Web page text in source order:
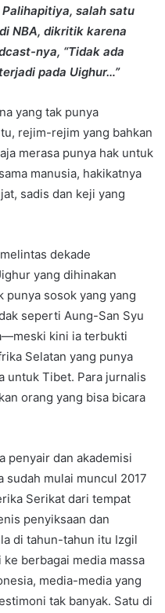
salah satu
NBA, dikritik karena
nya, “Tidak ada
pada Uighur…”
yang tak punya
rejim-rejim yang bahkan
merasa punya hak untuk
manusia, hakikatnya
sadis dan keji yang
dekade
yang dihinakan
punya sosok yang yang
seperti Aung-San Syu
kini ia terbukti
Selatan yang punya
untuk Tibet. Para jurnalis
orang yang bisa bicara
penyair dan akademisi
sudah mulai muncul 2017
Serikat dari tempat
penyiksaan dan
di tahun-tahun itu Izgil
berbagai media massa
media-media yang
tak banyak. Satu di